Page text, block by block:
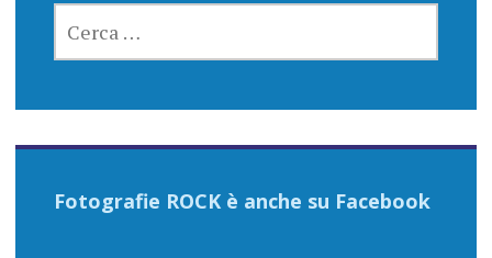
PER:
Fotografie ROCK è anche su Facebook